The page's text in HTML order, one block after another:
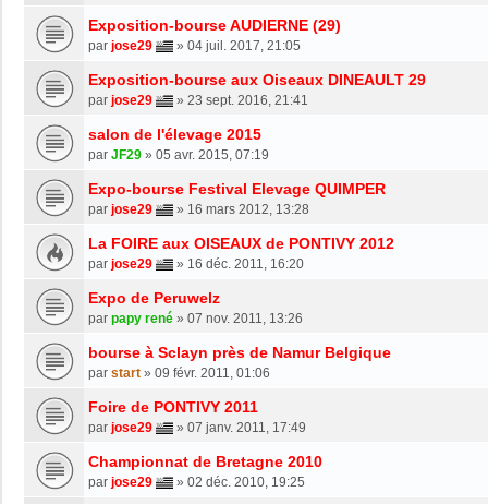
Exposition-bourse AUDIERNE (29)
par jose29 » 04 juil. 2017, 21:05
Exposition-bourse aux Oiseaux DINEAULT 29
par jose29 » 23 sept. 2016, 21:41
salon de l'élevage 2015
par JF29 » 05 avr. 2015, 07:19
Expo-bourse Festival Elevage QUIMPER
par jose29 » 16 mars 2012, 13:28
La FOIRE aux OISEAUX de PONTIVY 2012
par jose29 » 16 déc. 2011, 16:20
Expo de Peruwelz
par papy rené » 07 nov. 2011, 13:26
bourse à Sclayn près de Namur Belgique
par start » 09 févr. 2011, 01:06
Foire de PONTIVY 2011
par jose29 » 07 janv. 2011, 17:49
Championnat de Bretagne 2010
par jose29 » 02 déc. 2010, 19:25